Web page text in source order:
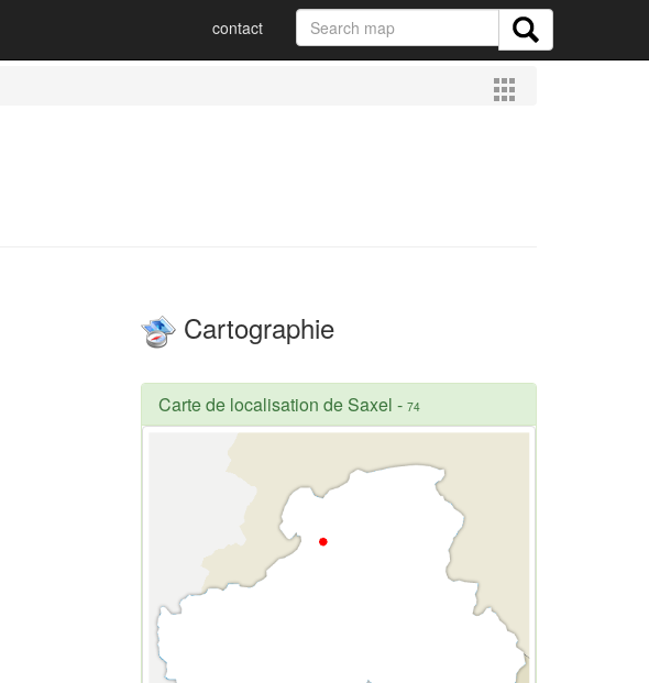
contact
Cartographie
Carte de localisation de Saxel - 74